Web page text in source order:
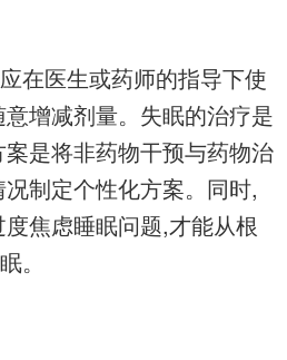
医生或药师的指导下使
增减剂量。失眠的治疗是
是将非药物干预与药物治
制定个性化方案。同时,
焦虑睡眠问题,才能从根
。